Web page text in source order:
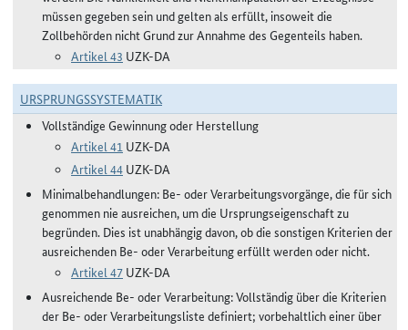
müssen gegeben sein und gelten als erfüllt, insoweit die
Zollbehörden nicht Grund zur Annahme des Gegenteils haben.
Artikel 43 UZK-DA
URSPRUNGSSYSTEMATIK
Vollständige Gewinnung oder Herstellung
Artikel 41 UZK-DA
Artikel 44 UZK-DA
Minimalbehandlungen: Be- oder Verarbeitungsvorgänge, die für sich
genommen nie ausreichen, um die Ursprungseigenschaft zu
begründen. Dies ist unabhängig davon, ob die sonstigen Kriterien der
ausreichenden Be- oder Verarbeitung erfüllt werden oder nicht.
Artikel 47 UZK-DA
Ausreichende Be- oder Verarbeitung: Vollständig über die Kriterien
der Be- oder Verarbeitungsliste definiert; vorbehaltlich einer über